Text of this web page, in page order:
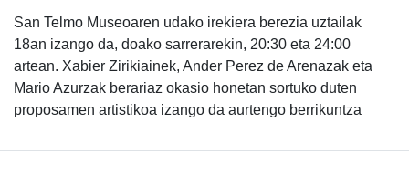
San Telmo Museoaren udako irekiera berezia uztailak
18an izango da, doako sarrerarekin, 20:30 eta 24:00
artean. Xabier Zirikiainek, Ander Perez de Arenazak eta
Mario Azurzak berariaz okasio honetan sortuko duten
proposamen artistikoa izango da aurtengo berrikuntza